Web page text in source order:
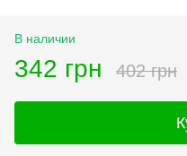
В наличии
342 грн 402 грн